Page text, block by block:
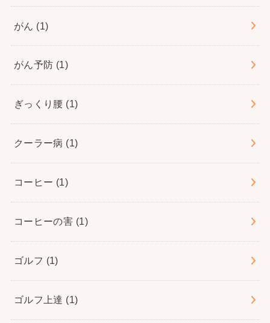
がん (1)
がん予防 (1)
ぎっくり腰 (1)
クーラー病 (1)
コーヒー (1)
コーヒーの害 (1)
ゴルフ (1)
ゴルフ上達 (1)